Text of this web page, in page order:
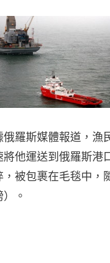
俄羅斯媒體報道，漁
將他運送到俄羅斯港
，被包裹在毛毯中，
）。